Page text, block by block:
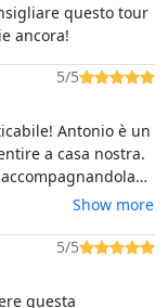
questo tour
ancora!
5/5
Antonio è un
a casa nostra.
sull'Asinara e
con
base di pesce
Show more
5/5
questa